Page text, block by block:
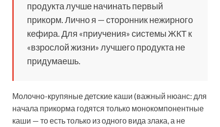
продукта лучше начинать первый
прикорм. Лично я — сторонник нежирного
кефира. Для «приучения» системы ЖКТ к
«взрослой жизни» лучшего продукта не
придумаешь.
Молочно-крупяные детские каши (важный нюанс: для
начала прикорма годятся только монокомпонентные
каши — то есть только из одного вида злака, а не